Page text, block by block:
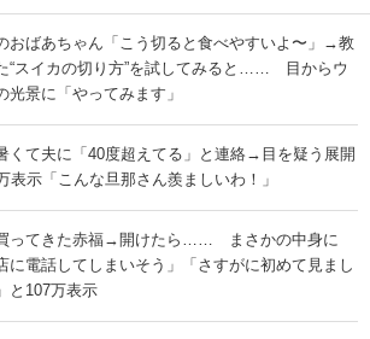
おばあちゃん「こう切ると食べやすいよ〜」→教
“スイカの切り方”を試してみると…… 目からウ
光景に「やってみます」
くて夫に「40度超えてる」と連絡→目を疑う展開
表示「こんな旦那さん羨ましいわ！」
ってきた赤福→開けたら…… まさかの中身に
に電話してしまいそう」「さすがに初めて見まし
と107万表示